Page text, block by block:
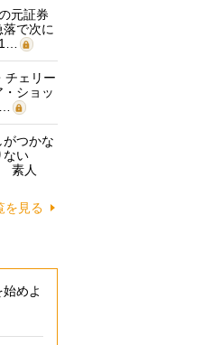
元証券
で次に
チェリー
ショッ
がつかな
ない
素人
を見る
めよ